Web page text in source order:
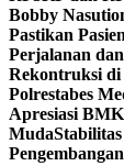
Bobby
Pastikan
Perjalanan
Rekontruksi di
Polrestabes
Apresiasi
Muda